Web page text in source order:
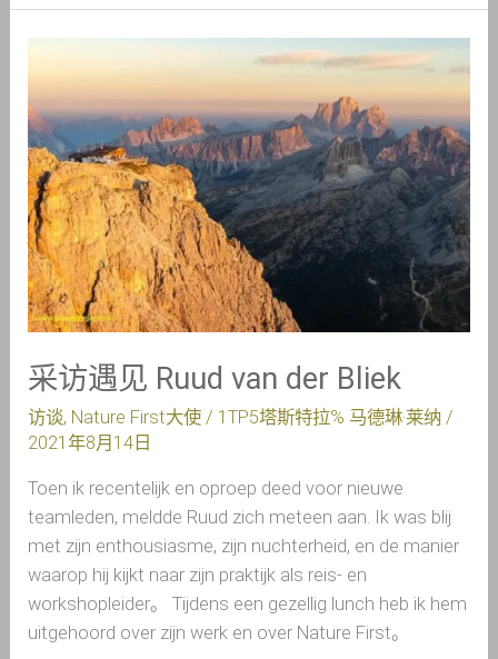
采访遇见 Ruud van der Bliek
访谈, Nature First大使 / 1TP5塔斯特拉% 马德琳·莱纳/
2021年8月14日
Toen ik recentelijk en oproep deed voor nieuwe
teamleden, meldde Ruud zich meteen aan. Ik was blij
met zijn enthousiasme, zijn nuchterheid, en de manier
waarop hij kijkt naar zijn praktijk als reis- en
workshopleider。 Tijdens een gezellig lunch heb ik hem
uitgehoord over zijn werk en over Nature First。
遇
见
Ruud
van
der
Bliek